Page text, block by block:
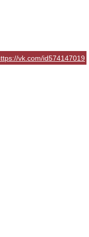
vk.com/id574147019